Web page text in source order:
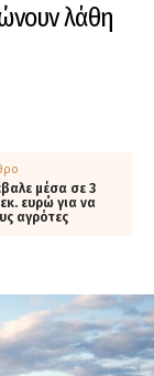
λάθη
μέσα σε 3
ευρώ για να
αγρότες